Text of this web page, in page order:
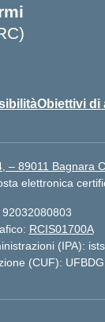
Obiettivi di
– 89011 Bagnara
elettronica
RCIS01700A
(IPA):
(CUF):